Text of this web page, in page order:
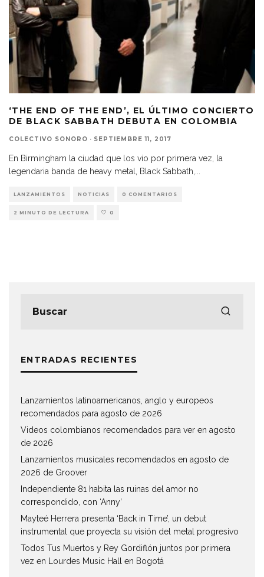
‘THE END OF THE END’, EL ÚLTIMO CONCIERTO
DE BLACK SABBATH DEBUTA EN COLOMBIA
COLECTIVO SONORO · SEPTIEMBRE 11, 2017
En Birmingham la ciudad que los vio por primera vez, la
legendaria banda de heavy metal, Black Sabbath,
LANZAMIENTOS NOTICIAS 0 COMENTARIOS
2 MINUTO DE LECTURA 0
ENTRADAS RECIENTES
Lanzamientos latinoamericanos, anglo y europeos
recomendados para agosto de 2026
Videos colombianos recomendados para ver en agosto
de 2026
Lanzamientos musicales recomendados en agosto de
2026 de Groover
Independiente 81 habita las ruinas del amor no
correspondido, con ‘Anny’
Mayteé Herrera presenta ‘Back in Time’, un debut
instrumental que proyecta su visión del metal progresivo
Todos Tus Muertos y Rey Gordiflón juntos por primera
vez en Lourdes Music Hall en Bogotá